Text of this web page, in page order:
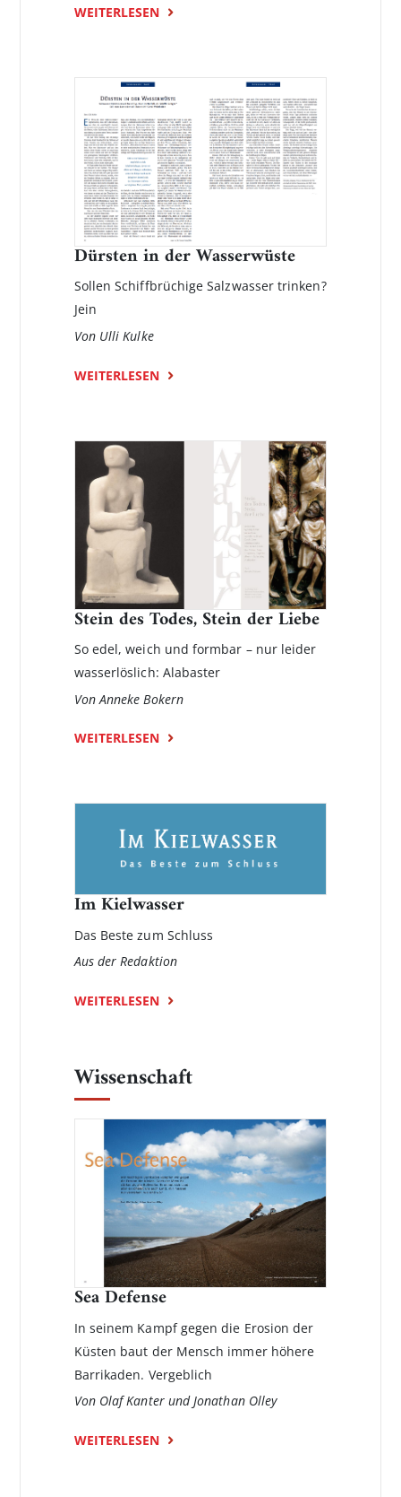
WEITERLESEN
Dürsten in der Wasserwüste
Sollen Schiffbrüchige Salzwasser trinken?
Jein
Von Ulli Kulke
WEITERLESEN
Stein des Todes, Stein der Liebe
So edel, weich und formbar – nur leider
wasserlöslich: Alabaster
Von Anneke Bokern
WEITERLESEN
Im Kielwasser
Das Beste zum Schluss
Aus der Redaktion
WEITERLESEN
Wissenschaft
Sea Defense
In seinem Kampf gegen die Erosion der
Küsten baut der Mensch immer höhere
Barrikaden. Vergeblich
Von Olaf Kanter und Jonathan Olley
WEITERLESEN